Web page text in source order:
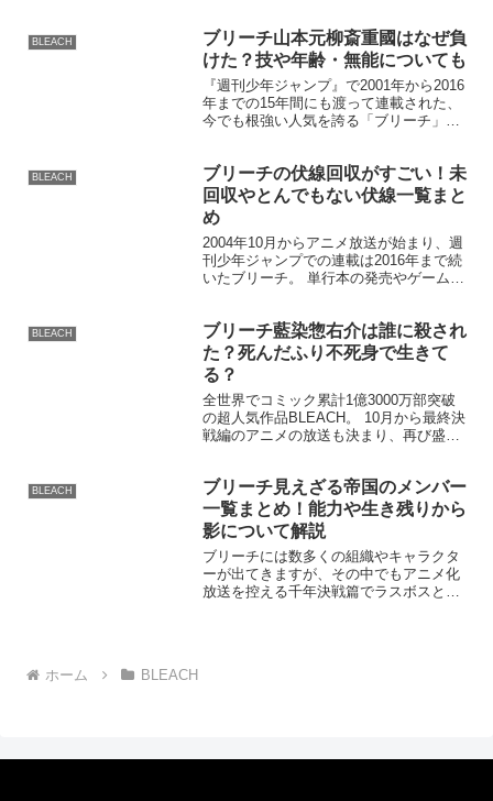
BLEACH
ブリーチ山本元柳斎重國はなぜ負
けた？技や年齢・無能についても
『週刊少年ジャンプ』で2001年から2016
年までの15年間にも渡って連載された、
今でも根強い人気を誇る「ブリーチ」。
SNSでも話題となっております。 本記事
で...
BLEACH
ブリーチの伏線回収がすごい！未
回収やとんでもない伏線一覧まと
め
2004年10月からアニメ放送が始まり、週
刊少年ジャンプでの連載は2016年まで続
いたブリーチ。 単行本の発売やゲーム、
線！ ブリーチの数々の伏線に視聴者の考
察は白熱しま...
BLEACH
ブリーチ藍染惣右介は誰に殺され
た？死んだふり不死身で生きて
る？
全世界でコミック累計1億3000万部突破
の超人気作品BLEACH。 10月から最終決
戦編のアニメの放送も決まり、再び盛り
もラスボス級の存在がいました。 それが
藍染惣右...
BLEACH
ブリーチ見えざる帝国のメンバー
一覧まとめ！能力や生き残りから
影について解説
ブリーチには数多くの組織やキャラクタ
ーが出てきますが、その中でもアニメ化
放送を控える千年決戦篇でラスボスとし
ホーム BLEACH